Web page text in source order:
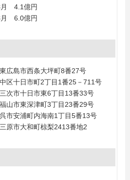
月 4.1億円
月 6.0億円
市西条大坪町8番27号
十日市町2丁目1番25－711号
次市十日市東6丁目13番33号
山市東深津町3丁目23番29号
安浦町内海南1丁目5番13号
原市大和町椋梨2413番地2